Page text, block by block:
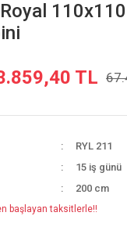
TL
RYL 211
15 iş günü
200 cm
başlayan taksitlerle!!